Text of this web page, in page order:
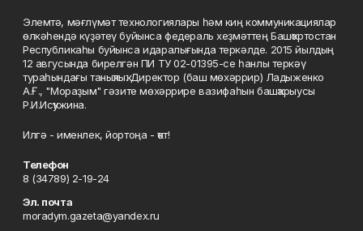
Элемтә, мәғлүмәт технологиялары һәм киң коммуникациялар
өлкәһендә күҙәтеү буйынса федераль хеҙмәттең Башҡортостан
Республикаһы буйынса идаралығында теркәлде. 2015 йылдың
12 авгусында бирелгән ПИ ТУ 02-01395-се һанлы теркәү
тураһындағы таныҡлыҡ. Директор (баш мөхәррир) Ладыженко
А.Ғ., "Мораҙым" гәзите мөхәррире вазифаһын башҡарыусы
Р.И.Исҡужина.
Илгә - именлек, йортоңа - ҡот!
Телефон
8 (34789) 2-19-24
Эл. почта
moradym.gazeta@yandex.ru